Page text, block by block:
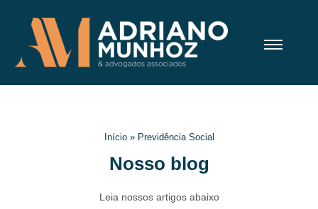
Início» Previdência Social
Nosso blog
Leia nossos artigos abaixo